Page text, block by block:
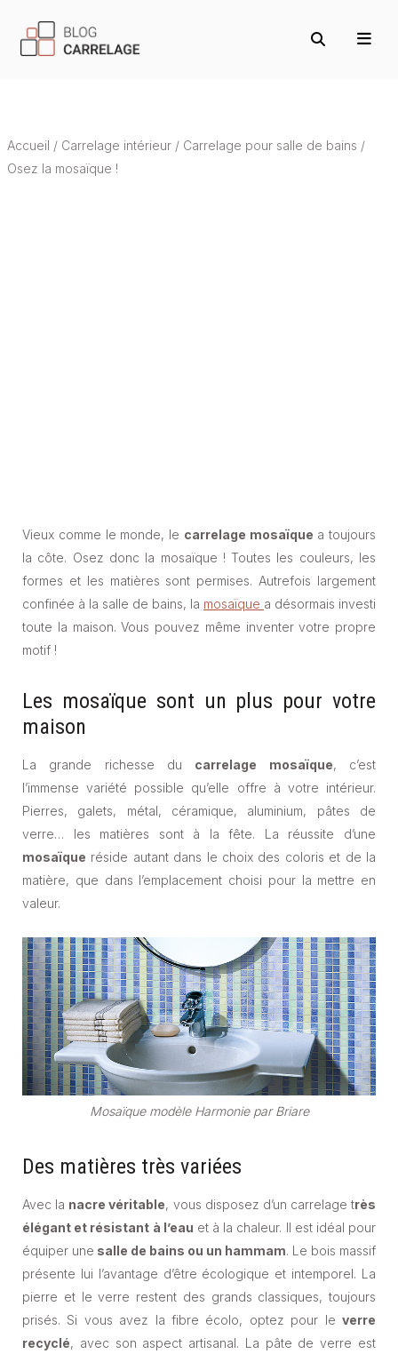
Accueil / Carrelage intérieur/ Carrelage pour salle de bains /
Osez la mosaïque !
Vieux comme le monde, le carrelage mosaïque a toujours
la côte. Osez donc la mosaïque ! Toutes les couleurs, les
formes et les matières sont permises. Autrefois largement
confinée à la salle de bains, la mosaïque a désormais investi
toute la maison. Vous pouvez même inventer votre propre
motif !
Les mosaïque sont un plus pour votre
maison
La grande richesse du carrelage mosaïque, c’est
l’immense variété possible qu’elle offre à votre intérieur.
Pierres, galets, métal, céramique, aluminium, pâtes de
verre… les matières sont à la fête. La réussite d’une
mosaïque réside autant dans le choix des coloris et de la
matière, que dans l’emplacement choisi pour la mettre en
valeur.
Mosaïque modèle Harmonie par Briare
Des matières très variées
Avec la nacre véritable, vous disposez d’un carrelage très
élégant et résistant à l’eau et à la chaleur. Il est idéal pour
équiper une salle de bains ou un hammam. Le bois massif
présente lui l’avantage d’être écologique et intemporel. La
pierre et le verre restent des grands classiques, toujours
prisés. Si vous avez la fibre écolo, optez pour le verre
recyclé, avec son aspect artisanal. La pâte de verre est